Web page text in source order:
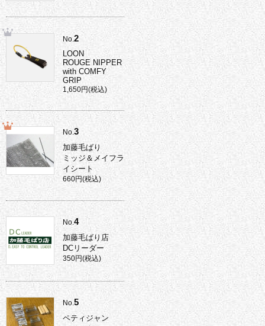
No. 2
LOON
ROUGE NIPPER
with COMFY
GRIP
1,650円(税込)
No.3
加藤毛ばり
ミッジ＆メイフラ
イシート
660円(税込)
No.4
加藤毛ばり店
DCリーダー
350円(税込)
No.5
ペティジャン